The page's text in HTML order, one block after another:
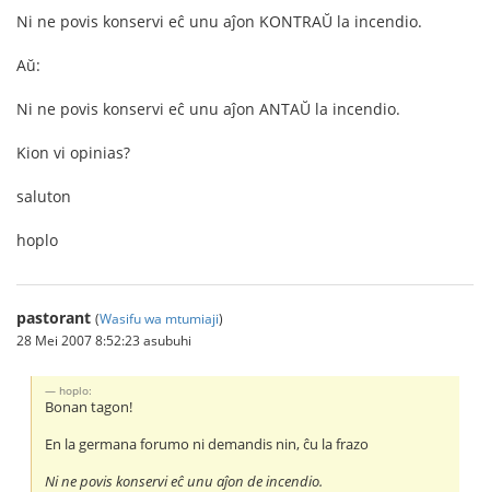
Ni ne povis konservi eĉ unu aĵon KONTRAŬ la incendio.
Aŭ:
Ni ne povis konservi eĉ unu aĵon ANTAŬ la incendio.
Kion vi opinias?
saluton
hoplo
pastorant (Wasifu wa mtumiaji)
28 Mei 2007 8:52:23 asubuhi
hoplo:
Bonan tagon!
En la germana forumo ni demandis nin, ĉu la frazo
Ni ne povis konservi eĉ unu aĵon de incendio.